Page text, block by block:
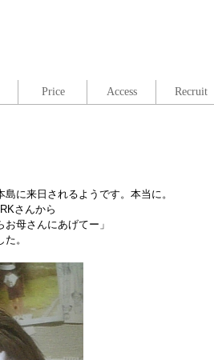
に来日されるようです。本当に。
さんから
お母さんにあげてー」
。
Price Access Recruit